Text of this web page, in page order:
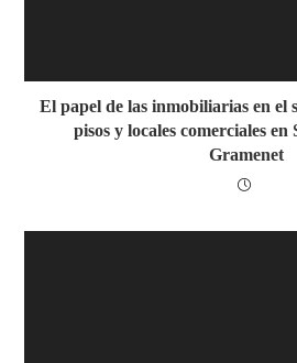
El papel de las inmobiliarias en
pisos y locales comerciales en
Gramenet